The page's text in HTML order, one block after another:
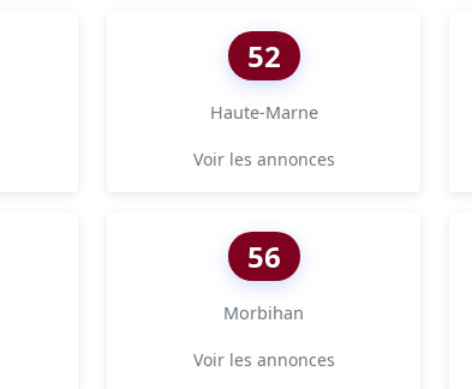
52
Haute-Marne
Voir les annonces
56
Morbihan
Voir les annonces